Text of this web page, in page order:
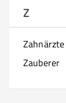
Z
Zahnärzte
Zauberer